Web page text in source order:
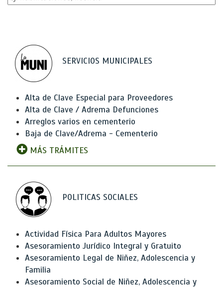
SERVICIOS MUNICIPALES
Alta de Clave Especial para Proveedores
Alta de Clave / Adrema Defunciones
Arreglos varios en cementerio
Baja de Clave/Adrema - Cementerio
MÁS TRÁMITES
POLITICAS SOCIALES
Actividad Física Para Adultos Mayores
Asesoramiento Jurídico Integral y Gratuito
Asesoramiento Legal de Niñez, Adolescencia y
Familia
Asesoramiento Social de Niñez, Adolescencia y